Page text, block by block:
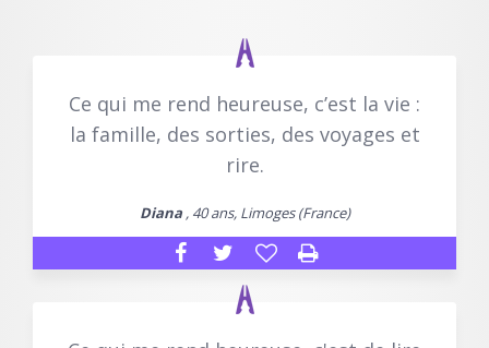
Ce qui me rend heureuse, c’est la vie :
la famille, des sorties, des voyages et
rire.
Diana, 40 ans, Limoges (France)